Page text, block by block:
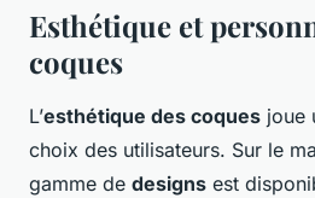
Esthétique et
coques
L’esthétique des coques joue
choix des utilisateurs. Sur le
gamme de designs est